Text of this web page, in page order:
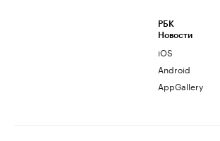
РБК
Новости
iOS
Android
AppGallery